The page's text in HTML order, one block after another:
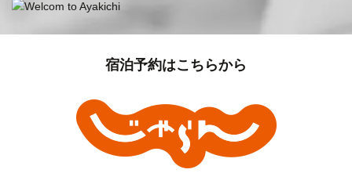
宿泊予約はこちらから